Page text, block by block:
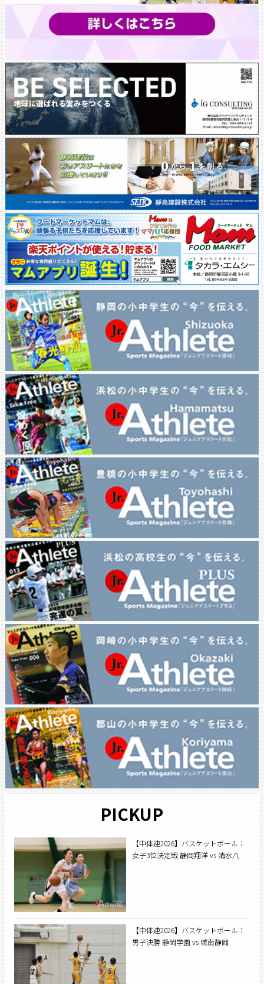
PICKUP
【中体連2026】バスケットボール：
女子3位決定戦 静岡翔洋 vs 清水八
【中体連2026】バスケットボール：
男子決勝 静岡学園 vs 城南静岡